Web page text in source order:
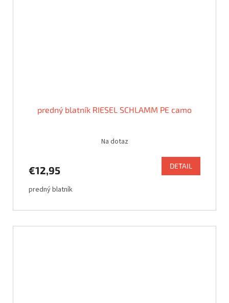
predný blatník RIESEL SCHLAMM PE camo
Na dotaz
€12,95 DETAIL
predný blatník